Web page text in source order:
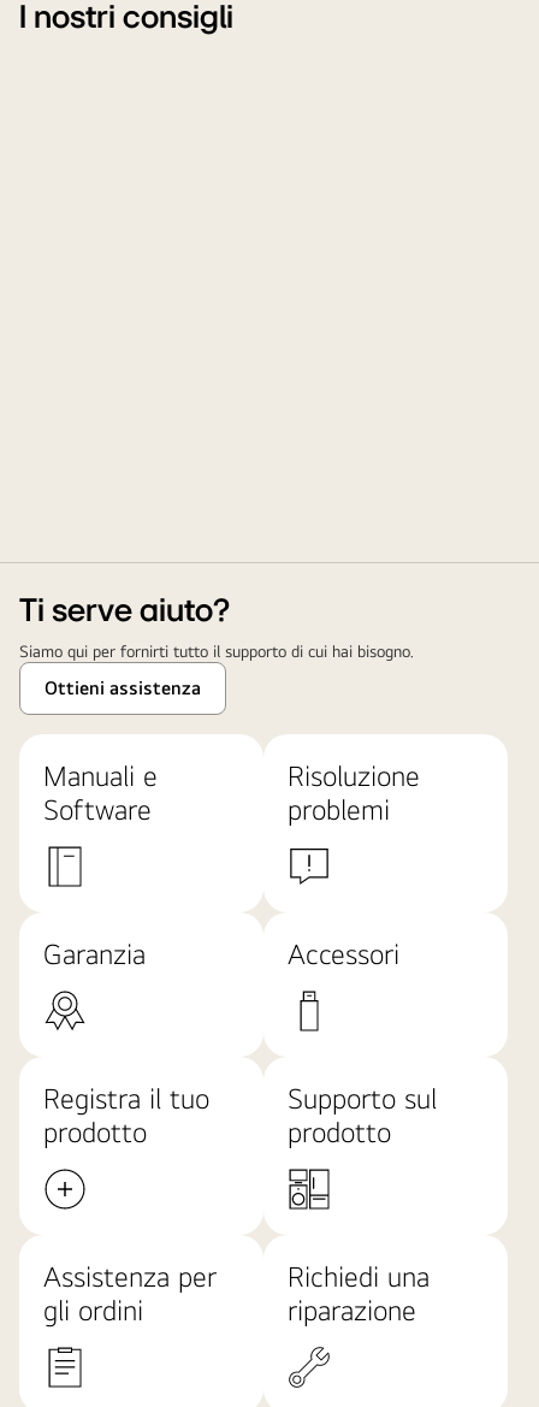
I nostri consigli
Ti serve aiuto?
Siamo qui per fornirti tutto il supporto di cui hai bisogno.
Ottieni assistenza
Manuali e
Software
Risoluzione
problemi
Garanzia Accessori
Registra il tuo
prodotto
Supporto sul
prodotto
Assistenza per
gli ordini
Richiedi una
riparazione